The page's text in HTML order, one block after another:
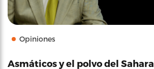
Opiniones
Asmáticos y el polvo del Sahara